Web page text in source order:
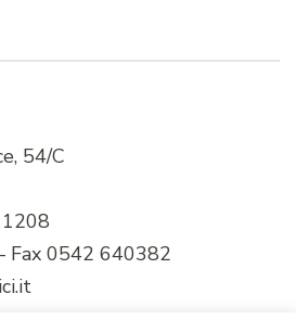
54/C
Fax 0542 640382